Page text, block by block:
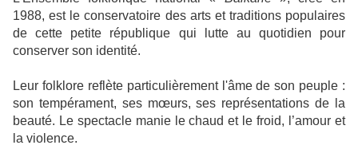
1988, est le conservatoire des arts et traditions populaires
de cette petite république qui lutte au quotidien pour
conserver son identité.
Leur folklore reflète particulièrement l'âme de son peuple :
son tempérament, ses mœurs, ses représentations de la
beauté. Le spectacle manie le chaud et le froid, l’amour et
la violence.